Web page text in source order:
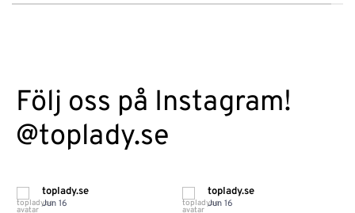
Följ oss på Instagram!
@toplady.se
toplady.se
Jun 16
toplady.se
Jun 16